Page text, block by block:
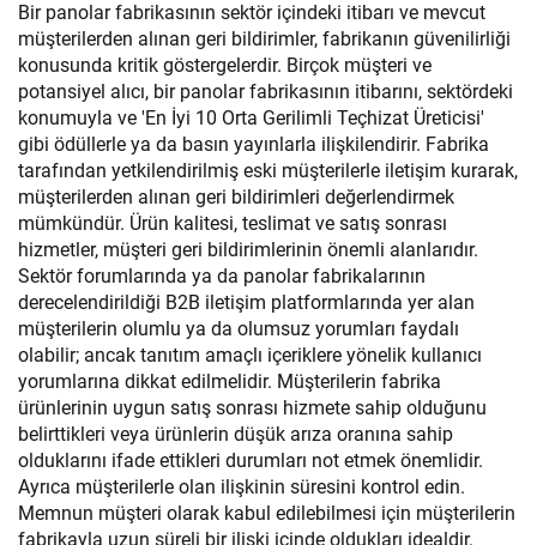
Bir panolar fabrikasının sektör içindeki itibarı ve mevcut
müşterilerden alınan geri bildirimler, fabrikanın güvenilirliği
konusunda kritik göstergelerdir. Birçok müşteri ve
potansiyel alıcı, bir panolar fabrikasının itibarını, sektördeki
konumuyla ve 'En İyi 10 Orta Gerilimli Teçhizat Üreticisi'
gibi ödüllerle ya da basın yayınlarla ilişkilendirir. Fabrika
tarafından yetkilendirilmiş eski müşterilerle iletişim kurarak,
müşterilerden alınan geri bildirimleri değerlendirmek
mümkündür. Ürün kalitesi, teslimat ve satış sonrası
hizmetler, müşteri geri bildirimlerinin önemli alanlarıdır.
Sektör forumlarında ya da panolar fabrikalarının
derecelendirildiği B2B iletişim platformlarında yer alan
müşterilerin olumlu ya da olumsuz yorumları faydalı
olabilir; ancak tanıtım amaçlı içeriklere yönelik kullanıcı
yorumlarına dikkat edilmelidir. Müşterilerin fabrika
ürünlerinin uygun satış sonrası hizmete sahip olduğunu
belirttikleri veya ürünlerin düşük arıza oranına sahip
olduklarını ifade ettikleri durumları not etmek önemlidir.
Ayrıca müşterilerle olan ilişkinin süresini kontrol edin.
Memnun müşteri olarak kabul edilebilmesi için müşterilerin
fabrikayla uzun süreli bir ilişki içinde oldukları idealdir.